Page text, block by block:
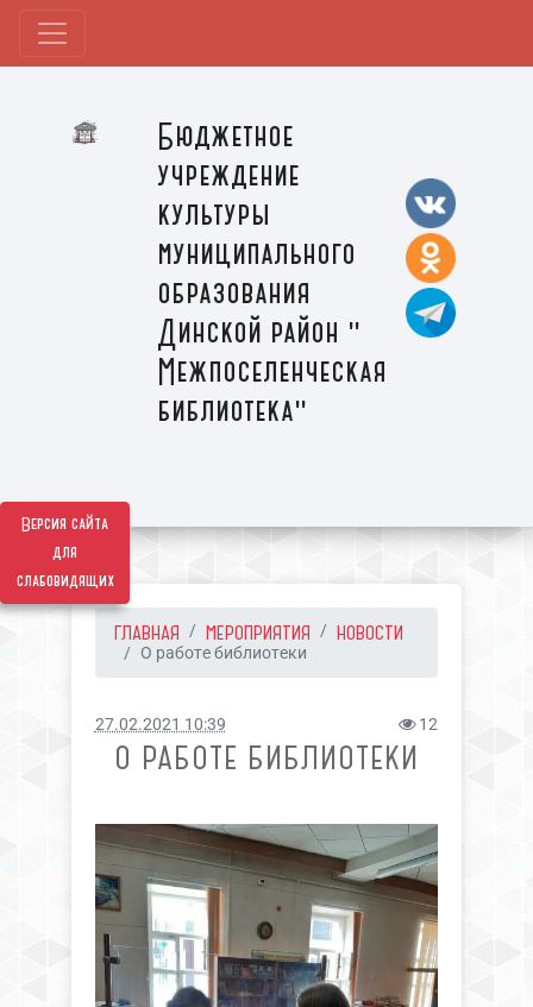
Версия сайта
для
слабовидящих
Бюджетное
учреждение
культуры
муниципального
образования
Динской район "
Межпоселенческая
библиотека"
ГЛАВНАЯ МЕРОПРИЯТИЯ НОВОСТИ
О работе библиотеки
27.02.2021 10:39 12
О РАБОТЕ БИБЛИОТЕКИ